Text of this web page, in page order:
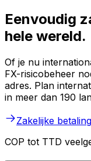
Eenvoudig
hele wereld.
Of je nu
FX-risicobeheer
adres. Plan
in meer dan 190
Zakelijke
COP tot TTD